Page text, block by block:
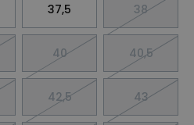
37,5 38
40 40,5
42,5 43